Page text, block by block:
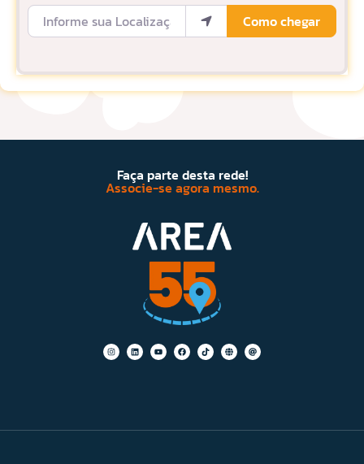
Informe sua Localização
Como chegar
Faça parte desta rede!
Associe-se agora mesmo.